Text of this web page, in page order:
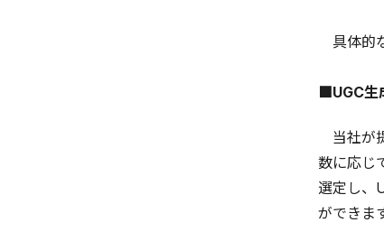
具体的
■UGC生
当社が
数に応じ
選定し、
ができま